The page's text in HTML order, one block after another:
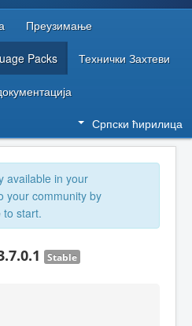
Преузимање
Packs Технички Захтеви
Српски ћирилица
available in your
your community by
to start.
Stable